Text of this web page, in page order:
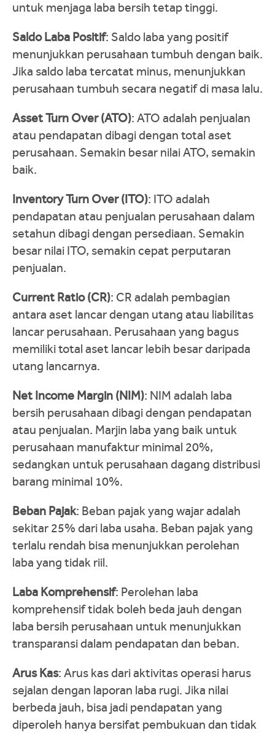
untuk menjaga laba bersih tetap tinggi.
Saldo Laba Positif: Saldo laba yang positif
menunjukkan perusahaan tumbuh dengan baik.
Jika saldo laba tercatat minus, menunjukkan
perusahaan tumbuh secara negatif di masa lalu.
Asset Turn Over (ATO): ATO adalah penjualan
atau pendapatan dibagi dengan total aset
perusahaan. Semakin besar nilai ATO, semakin
baik.
Inventory Turn Over (ITO): ITO adalah
pendapatan atau penjualan perusahaan dalam
setahun dibagi dengan persediaan. Semakin
besar nilai ITO, semakin cepat perputaran
penjualan.
Current Ratio (CR): CR adalah pembagian
antara aset lancar dengan utang atau liabilitas
lancar perusahaan. Perusahaan yang bagus
memiliki total aset lancar lebih besar daripada
utang lancarnya.
Net Income Margin (NIM): NIM adalah laba
bersih perusahaan dibagi dengan pendapatan
atau penjualan. Marjin laba yang baik untuk
perusahaan manufaktur minimal 20%,
sedangkan untuk perusahaan dagang distribusi
barang minimal 10%.
Beban Pajak: Beban pajak yang wajar adalah
sekitar 25% dari laba usaha. Beban pajak yang
terlalu rendah bisa menunjukkan perolehan
laba yang tidak riil.
Laba Komprehensif: Perolehan laba
komprehensif tidak boleh beda jauh dengan
laba bersih perusahaan untuk menunjukkan
transparansi dalam pendapatan dan beban.
Arus Kas: Arus kas dari aktivitas operasi harus
sejalan dengan laporan laba rugi. Jika nilai
berbeda jauh, bisa jadi pendapatan yang
diperoleh hanya bersifat pembukuan dan tidak